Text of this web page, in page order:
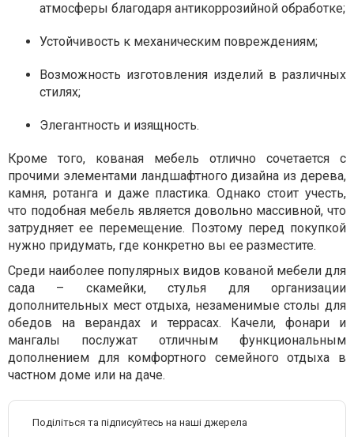
атмосферы благодаря антикоррозийной обработке;
Устойчивость к механическим повреждениям;
Возможность изготовления изделий в различных
стилях;
Элегантность и изящность.
Кроме того, кованая мебель отлично сочетается с
прочими элементами ландшафтного дизайна из дерева,
камня, ротанга и даже пластика. Однако стоит учесть,
что подобная мебель является довольно массивной, что
затрудняет ее перемещение. Поэтому перед покупкой
нужно придумать, где конкретно вы ее разместите.
Среди наиболее популярных видов кованой мебели для
сада – скамейки, стулья для организации
дополнительных мест отдыха, незаменимые столы для
обедов на верандах и террасах. Качели, фонари и
мангалы послужат отличным функциональным
дополнением для комфортного семейного отдыха в
частном доме или на даче.
Поділіться та підписуйтесь на наші джерела